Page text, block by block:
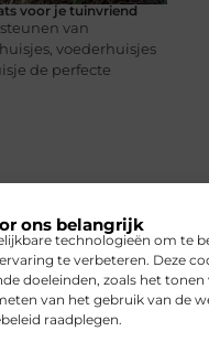
ons belangrijk
technologieën om te
te verbeteren. Deze
doeleinden, zoals het tonen
van het gebruik van de
raadplegen.
voor je tuinvriend
van
voederhuisjes
de perfecte
ZORG